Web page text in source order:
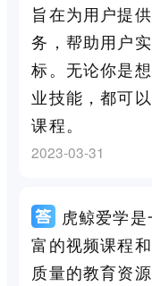
旨在为用户提
务，帮助用户
标。无论你是
业技能，都可
课程。
2023-03-31
虎鲸爱学
富的视频课程
质量的教育资